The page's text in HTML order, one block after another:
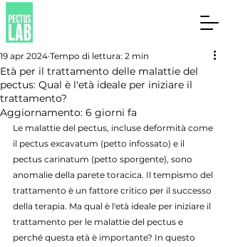
Età per il trattamento delle malattie del
pectus: Qual è l'età ideale per iniziare il
trattamento?
19 apr 2024 Tempo di lettura: 2 min
Aggiornamento: 6 giorni fa
Le malattie del pectus, incluse deformità come
il pectus excavatum (petto infossato) e il
pectus carinatum (petto sporgente), sono
anomalie della parete toracica. Il tempismo del
trattamento è un fattore critico per il successo
della terapia. Ma qual è l'età ideale per iniziare il
trattamento per le malattie del pectus e
perché questa età è importante? In questo